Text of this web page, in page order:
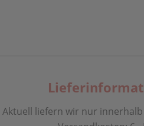
Aktuell liefern wir nur